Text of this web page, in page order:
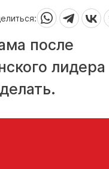
после
лидера